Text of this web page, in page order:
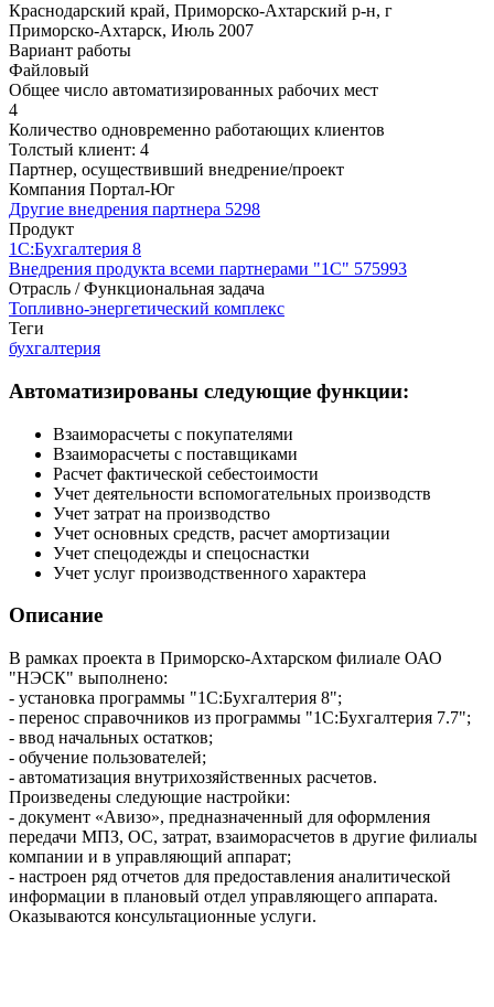
Краснодарский край, Приморско-Ахтарский р-н, г
Приморско-Ахтарск, Июль 2007
Вариант работы
Файловый
Общее число автоматизированных рабочих мест
4
Количество одновременно работающих клиентов
Толстый клиент: 4
Партнер, осуществивший внедрение/проект
Компания Портал-Юг
Другие внедрения партнера 5298
Продукт
1С:Бухгалтерия 8
Внедрения продукта всеми партнерами "1С" 575993
Отрасль / Функциональная задача
Топливно-энергетический комплекс
Теги
бухгалтерия
Автоматизированы следующие функции:
Взаиморасчеты с покупателями
Взаиморасчеты с поставщиками
Расчет фактической себестоимости
Учет деятельности вспомогательных производств
Учет затрат на производство
Учет основных средств, расчет амортизации
Учет спецодежды и спецоснастки
Учет услуг производственного характера
Описание
В рамках проекта в Приморско-Ахтарском филиале ОАО
"НЭСК" выполнено:
- установка программы "1С:Бухгалтерия 8";
- перенос справочников из программы "1С:Бухгалтерия 7.7";
- ввод начальных остатков;
- обучение пользователей;
- автоматизация внутрихозяйственных расчетов.
Произведены следующие настройки:
- документ «Авизо», предназначенный для оформления
передачи МПЗ, ОС, затрат, взаиморасчетов в другие филиалы
компании и в управляющий аппарат;
- настроен ряд отчетов для предоставления аналитической
информации в плановый отдел управляющего аппарата.
Оказываются консультационные услуги.